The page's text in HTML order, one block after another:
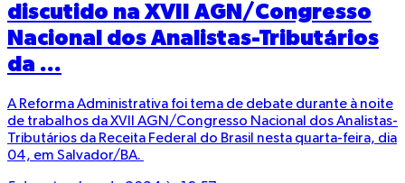
discutido na XVII AGN/Congresso
Nacional dos Analistas-Tributários
da ...
A Reforma Administrativa foi tema de debate durante à noite
de trabalhos da XVII AGN/Congresso Nacional dos Analistas-
Tributários da Receita Federal do Brasil nesta quarta-feira, dia
04, em Salvador/BA.